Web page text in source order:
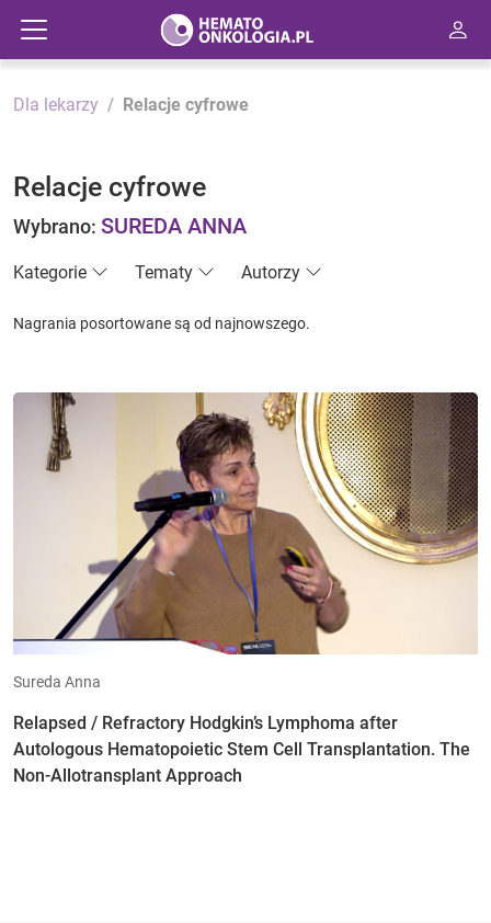
Dla lekarzy Relacje cyfrowe
Relacje cyfrowe
Wybrano: SUREDA ANNA
Kategorie Tematy Autorzy
Nagrania posortowane są od najnowszego.
Sureda Anna
Relapsed / Refractory Hodgkin’s Lymphoma after
Autologous Hematopoietic Stem Cell Transplantation. The
Non-Allotransplant Approach